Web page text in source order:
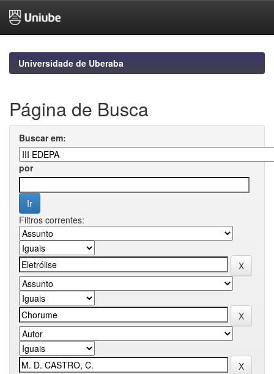
navigationUniversidade de Uberaba
Página de Busca
Buscar em:
por
Filtros correntes: